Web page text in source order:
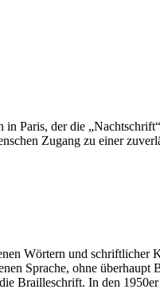
der die
Zugang zu einer
Wörtern und
Sprache, ohne
Brailleschrift. In den